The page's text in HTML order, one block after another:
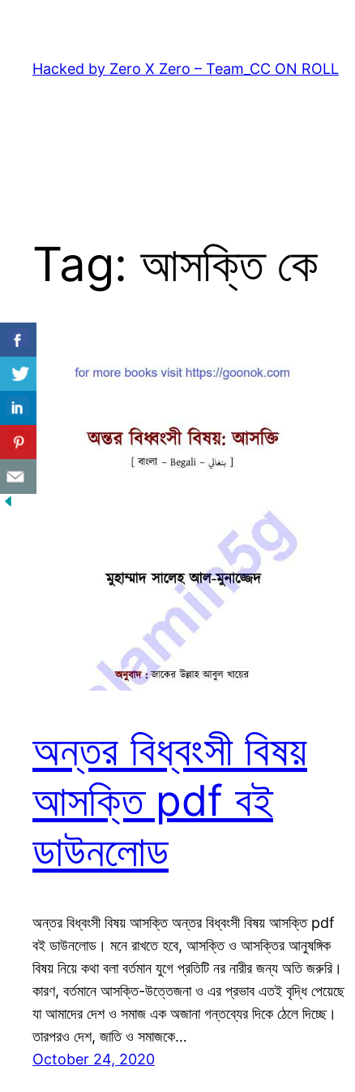
content
Hacked by Zero X Zero – Team_CC ON ROLL
Tag: আসক্তি কে
অন্তর বিধ্বংসী বিষয়
আসক্তি pdf বই
ডাউনলোড
অন্তর বিধ্বংসী বিষয় আসক্তি অন্তর বিধ্বংসী বিষয় আসক্তি pdf
বই ডাউনলোড। মনে রাখতে হবে, আসক্তি ও আসক্তির আনুষঙ্গিক
বিষয় নিয়ে কথা বলা বর্তমান যুগে প্রতিটি নর নারীর জন্য অতি জরুরি।
কারণ, বর্তমানে আসক্তি-উত্তেজনা ও এর প্রভাব এতই বৃদ্ধি পেয়েছে
যা আমাদের দেশ ও সমাজ এক অজানা গন্তব্যের দিকে ঠেলে দিচ্ছে।
তারপরও দেশ, জাতি ও সমাজকে…
October 24, 2020